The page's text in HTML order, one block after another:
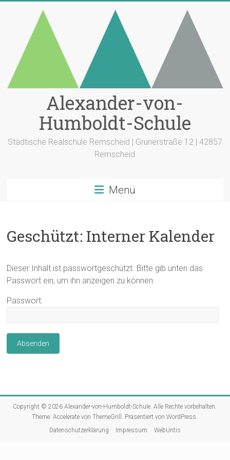
Alexander-von-
Humboldt-Schule
Städtische Realschule Remscheid | Grunerstraße 12 | 42857
Remscheid
Menü
Geschützt: Interner Kalender
Dieser Inhalt ist passwortgeschützt. Bitte gib unten das
Passwort ein, um ihn anzeigen zu können.
Passwort:
Copyright © 2026Alexander-von-Humboldt-Schule . Alle Rechte vorbehalten.
Theme:Accelerate von ThemeGrill. Präsentiert vonWordPress
Datenschutzerklärung
Impressum WebUntis